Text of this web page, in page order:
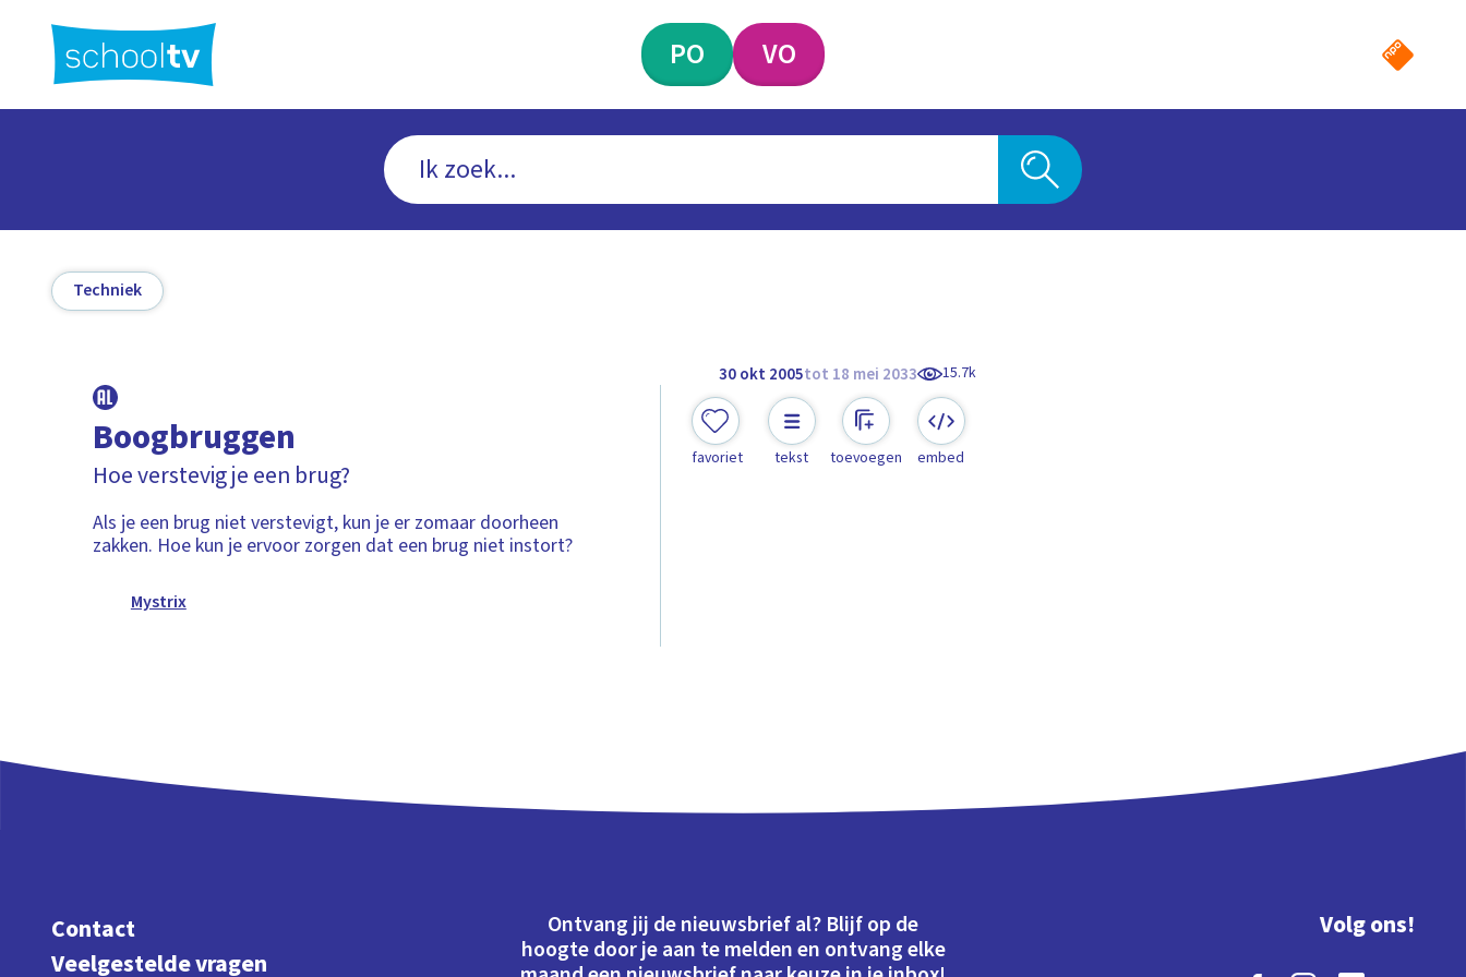
hoofdinhoud
PO VO
Techniek
30 okt 2005tot 18 mei 2033 15.7k
Boogbruggen
Hoe verstevig je een brug?
Als je een brug niet verstevigt, kun je er zomaar doorheen
zakken. Hoe kun je ervoor zorgen dat een brug niet instort?
Mystrix
favoriet tekst toevoegen embed
Contact
Veelgestelde vragen
Ontvang jij de nieuwsbrief al? Blijf op de
hoogte door je aan te melden en ontvang elke
Volg ons!